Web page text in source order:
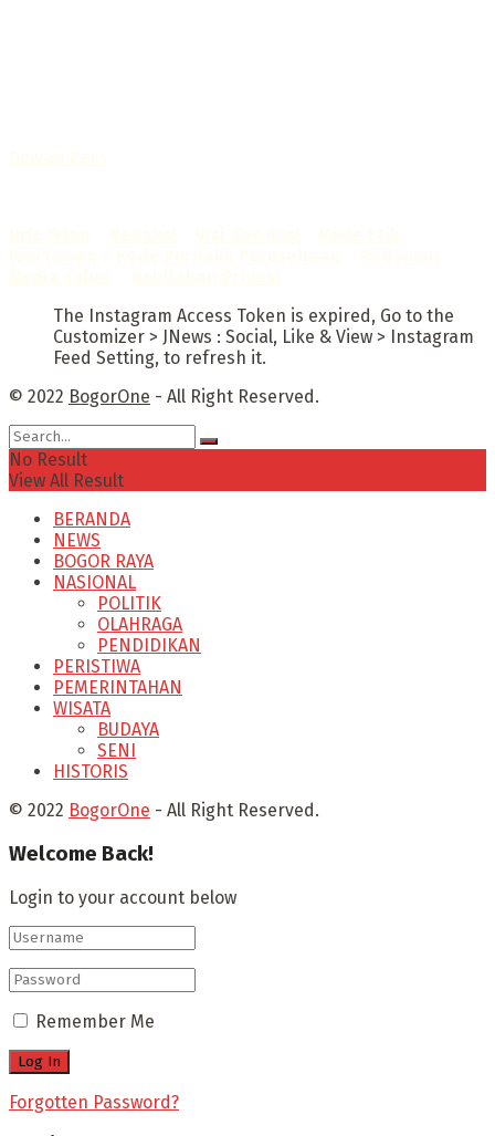
The Instagram Access Token is expired, Go to the
Customizer > JNews : Social, Like & View > Instagram
Feed Setting, to refresh it.
© 2022 BogorOne - All Right Reserved.
No Result
View All Result
BERANDA
NEWS
BOGOR RAYA
NASIONAL
POLITIK
OLAHRAGA
PENDIDIKAN
PERISTIWA
PEMERINTAHAN
WISATA
BUDAYA
SENI
HISTORIS
© 2022 BogorOne - All Right Reserved.
Welcome Back!
Login to your account below
Remember Me
Forgotten Password?